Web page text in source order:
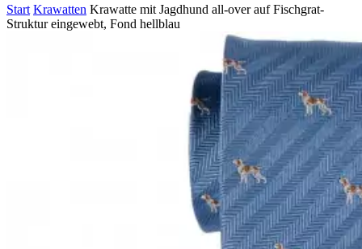
Close
Cart
Start Krawatten Krawatte mit Jagdhund all-over auf Fischgrat-
Struktur eingewebt, Fond hellblau